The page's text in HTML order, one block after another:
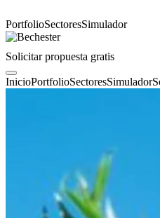
PortfolioSectoresSimulador
Solicitar propuesta gratis
InicioPortfolioSectoresSimulador